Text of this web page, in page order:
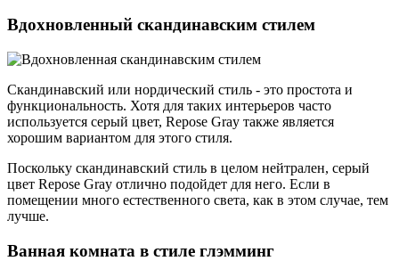
Вдохновленный скандинавским стилем
Скандинавский или нордический стиль - это простота и
функциональность. Хотя для таких интерьеров часто
используется серый цвет, Repose Gray также является
хорошим вариантом для этого стиля.
Поскольку скандинавский стиль в целом нейтрален, серый
цвет Repose Gray отлично подойдет для него. Если в
помещении много естественного света, как в этом случае, тем
лучше.
Ванная комната в стиле глэмминг